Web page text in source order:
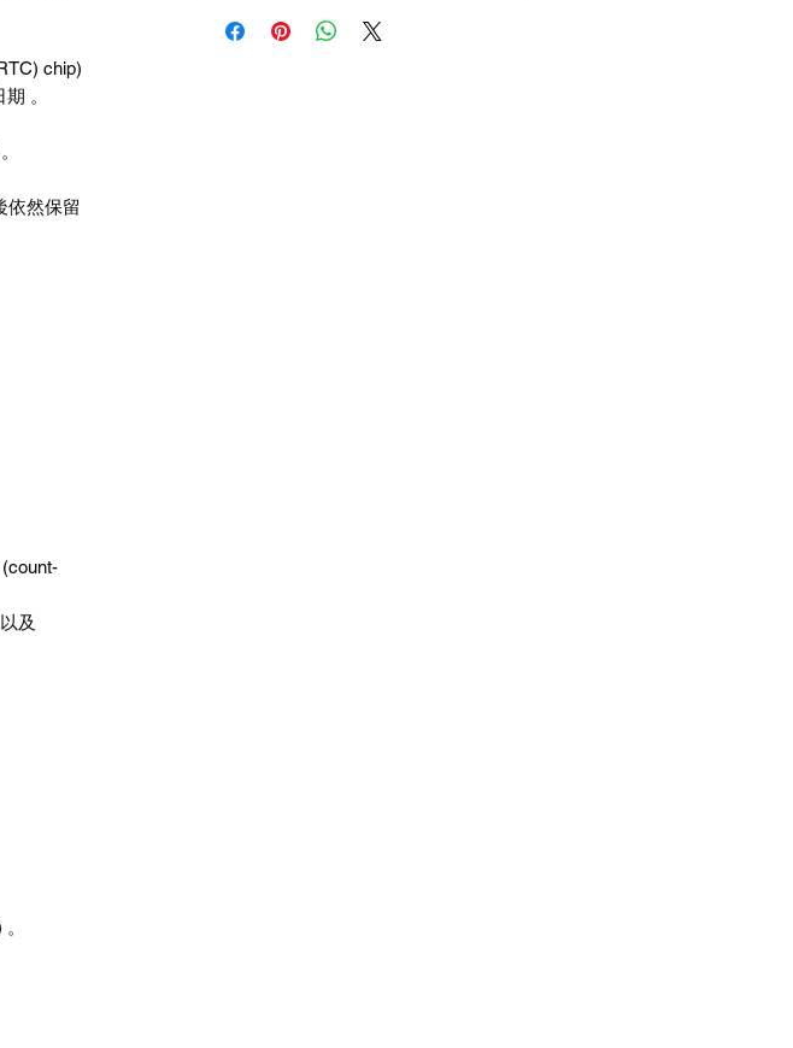
chip)
。
依然保留
及